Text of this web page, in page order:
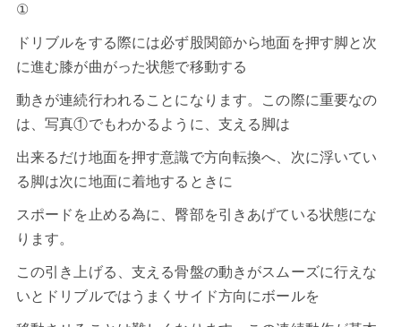
①
ドリブルをする際には必ず股関節から地面を押す脚と次
に進む膝が曲がった状態で移動する
動きが連続行われることになります。この際に重要なの
は、写真①でもわかるように、支える脚は
出来るだけ地面を押す意識で方向転換へ、次に浮いてい
る脚は次に地面に着地するときに
スポードを止める為に、臀部を引きあげている状態にな
ります。
この引き上げる、支える骨盤の動きがスムーズに行えな
いとドリブルではうまくサイド方向にボールを